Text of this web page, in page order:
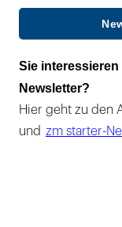
Sie
Newsletter?
Hier geht zu den
und zm starter-